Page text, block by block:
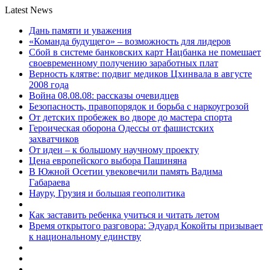
Latest News
Дань памяти и уважения
«Команда будущего» – возможность для лидеров
Сбой в системе банковских карт Нацбанка не помешает
своевременному получению заработных плат
Верность клятве: подвиг медиков Цхинвала в августе
2008 года
Война 08.08.08: рассказы очевидцев
Безопасность, правопорядок и борьба с наркоугрозой
От детских пробежек во дворе до мастера спорта
Героическая оборона Одессы от фашистских
захватчиков
От идеи – к большому научному проекту
Цена европейского выбора Пашиняна
В Южной Осетии увековечили память Вадима
Габараева
Науру, Грузия и большая геополитика
Как заставить ребенка учиться и читать летом
Время открытого разговора: Эдуард Кокойты призывает
к национальному единству